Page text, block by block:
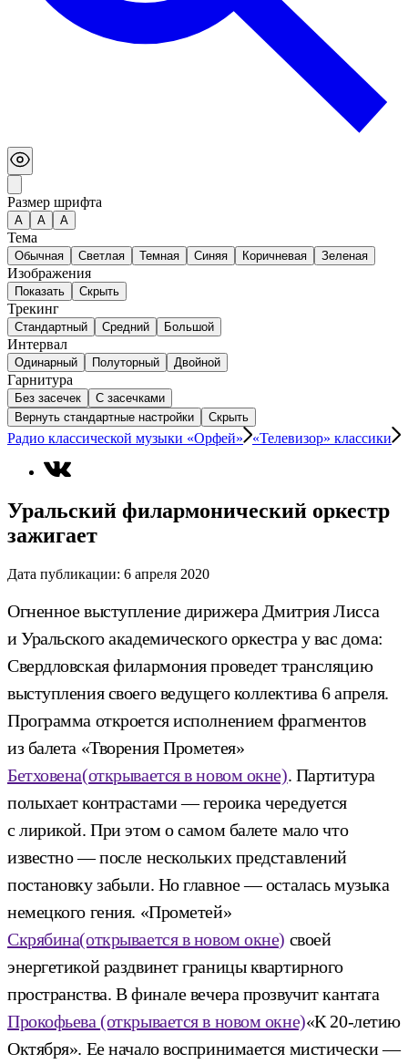
Размер шрифта
А A A
Тема
Обычная Светлая Темная Синяя Коричневая Зеленая
Изображения
Показать Скрыть
Трекинг
Стандартный Средний Большой
Интервал
Одинарный Полуторный Двойной
Гарнитура
Без засечек
С засечками
Вернуть стандартные настройки
Скрыть
Радио классической музыки «Орфей» «Телевизор» классики
Уральский филармонический оркестр
зажигает
Дата публикации: 6 апреля 2020
Огненное выступление дирижера Дмитрия Лисса
и Уральского академического оркестра у вас дома:
Свердловская филармония проведет трансляцию
выступления своего ведущего коллектива 6 апреля.
Программа откроется исполнением фрагментов
из балета «Творения Прометея»
Бетховена(открывается в новом окне). Партитура
полыхает контрастами — героика чередуется
с лирикой. При этом о самом балете мало что
известно — после нескольких представлений
постановку забыли. Но главное — осталась музыка
немецкого гения. «Прометей»
Скрябина(открывается в новом окне) своей
энергетикой раздвинет границы квартирного
пространства. В финале вечера прозвучит кантата
Прокофьева (открывается в новом окне)«К 20-летию
Октября». Ее начало воспринимается мистически —